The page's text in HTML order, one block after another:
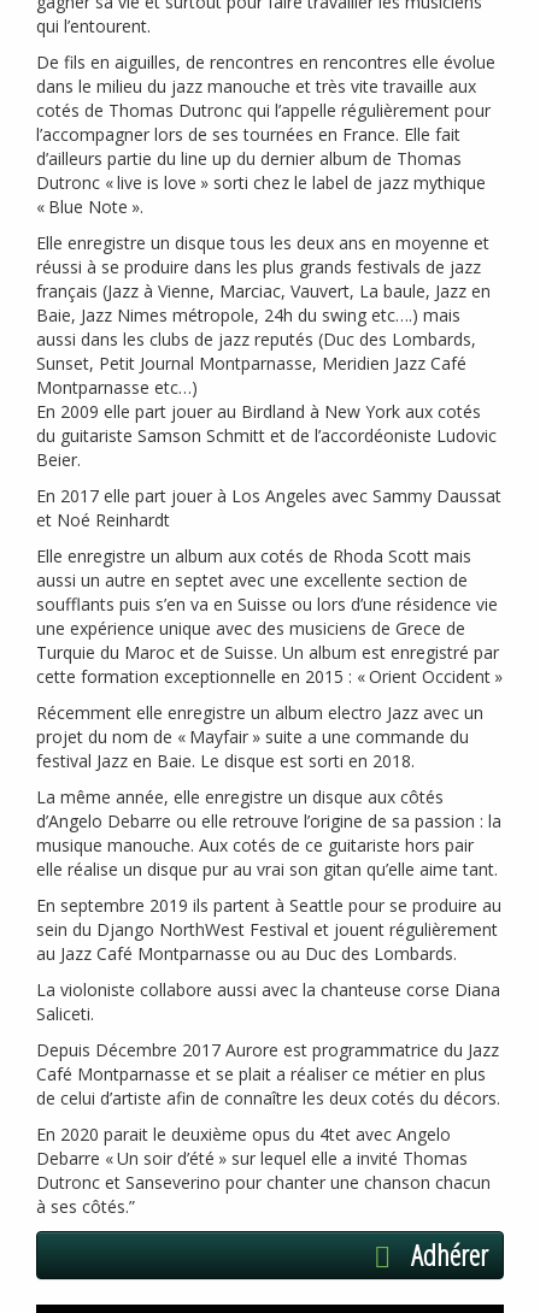
qui l’entourent.
De fils en aiguilles, de rencontres en rencontres elle évolue
dans le milieu du jazz manouche et très vite travaille aux
cotés de Thomas Dutronc qui l’appelle régulièrement pour
l’accompagner lors de ses tournées en France. Elle fait
d’ailleurs partie du line up du dernier album de Thomas
Dutronc «live is love » sorti chez le label de jazz mythique
« Blue Note ».
Elle enregistre un disque tous les deux ans en moyenne et
réussi à se produire dans les plus grands festivals de jazz
français (Jazz à Vienne, Marciac, Vauvert, La baule, Jazz en
Baie, Jazz Nimes métropole, 24h du swing etc….) mais
aussi dans les clubs de jazz reputés (Duc des Lombards,
Sunset, Petit Journal Montparnasse, Meridien Jazz Café
Montparnasse etc…)
En 2009 elle part jouer au Birdland à New York aux cotés
du guitariste Samson Schmitt et de l’accordéoniste Ludovic
Beier.
En 2017 elle part jouer à Los Angeles avec Sammy Daussat
et Noé Reinhardt
Elle enregistre un album aux cotés de Rhoda Scott mais
aussi un autre en septet avec une excellente section de
soufflants puis s’en va en Suisse ou lors d’une résidence vie
une expérience unique avec des musiciens de Grece de
Turquie du Maroc et de Suisse. Un album est enregistré par
cette formation exceptionnelle en 2015 : «Orient Occident »
Récemment elle enregistre un album electro Jazz avec un
projet du nom de « Mayfair » suite a une commande du
festival Jazz en Baie. Le disque est sorti en 2018.
La même année, elle enregistre un disque aux côtés
d’Angelo Debarre ou elle retrouve l’origine de sa passion : la
musique manouche. Aux cotés de ce guitariste hors pair
elle réalise un disque pur au vrai son gitan qu’elle aime tant.
En septembre 2019 ils partent à Seattle pour se produire au
sein du Django NorthWest Festival et jouent régulièrement
au Jazz Café Montparnasse ou au Duc des Lombards.
La violoniste collabore aussi avec la chanteuse corse Diana
Saliceti.
Depuis Décembre 2017 Aurore est programmatrice du Jazz
Café Montparnasse et se plait a réaliser ce métier en plus
de celui d’artiste afin de connaître les deux cotés du décors.
En 2020 parait le deuxième opus du 4tet avec Angelo
Debarre «Un soir d’été » sur lequel elle a invité Thomas
Dutronc et Sanseverino pour chanter une chanson chacun
à ses côtés.”
Adhérer